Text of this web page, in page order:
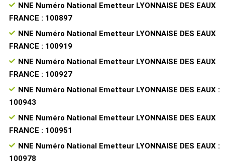
NNE Numéro National Emetteur LYONNAISE DES EAUX
FRANCE : 100897
NNE Numéro National Emetteur LYONNAISE DES EAUX
FRANCE : 100919
NNE Numéro National Emetteur LYONNAISE DES EAUX
FRANCE : 100927
NNE Numéro National Emetteur LYONNAISE DES EAUX :
100943
NNE Numéro National Emetteur LYONNAISE DES EAUX
FRANCE : 100951
NNE Numéro National Emetteur LYONNAISE DES EAUX :
100978